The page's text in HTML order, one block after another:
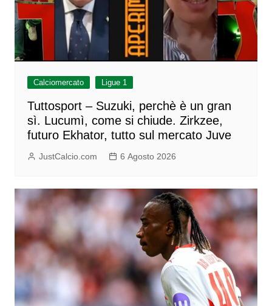
Calciomercato Ligue 1
Tuttosport – Suzuki, perchè è un gran
sì. Lucumì, come si chiude. Zirkzee,
futuro Ekhator, tutto sul mercato Juve
JustCalcio.com 6 Agosto 2026